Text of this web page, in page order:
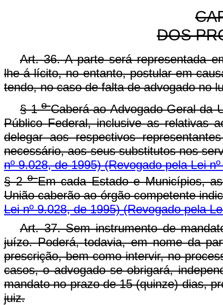
DOS
Art. 36. A parte será representada
lhe-á lícito, no entanto, postular em
tendo, no caso de falta de advogado no
§ 1oCaberá ao Advogado-Geral da
Público Federal, inclusive as relativas
delegar aos respectivos
necessário, aos seus substitutos nos
nº 9.028, de 1995)(Revogado pela Lei
§ 2oEm cada Estado e Municípios,
União caberão ao órgão competente
Lei nº 9.028, de 1995)(Revogado pela
Art. 37. Sem instrumento de
juízo. Poderá, todavia, em nome da
prescrição, bem como intervir, no
casos, o advogado se obrigará,
mandato no prazo de 15 (quinze) dias,
juiz.